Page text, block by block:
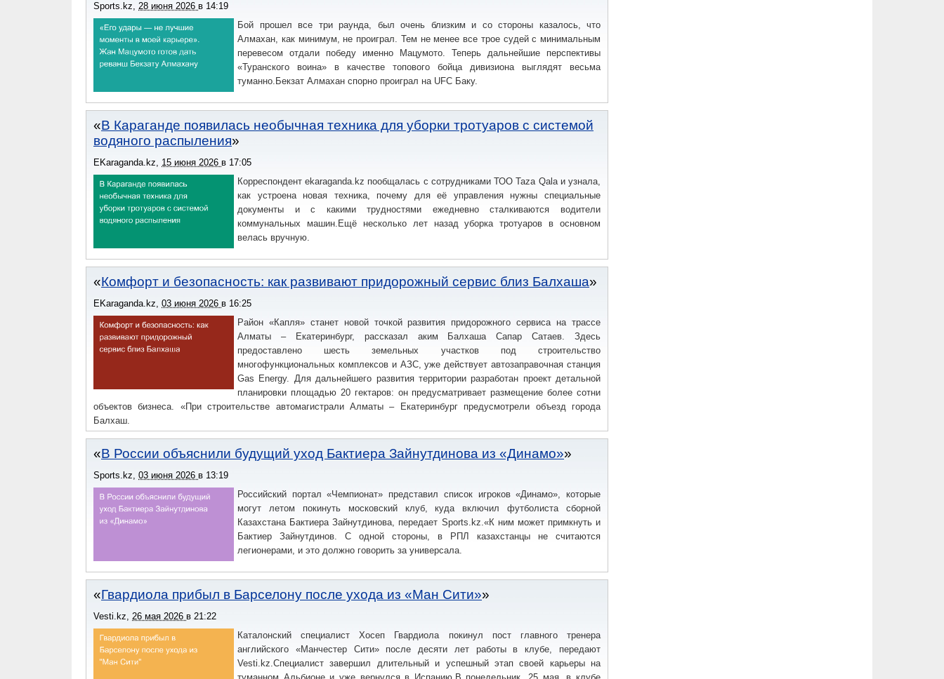
Sports.kz, 28 июня 2026 в 14:19
Бой прошел все три раунда, был очень близким и со стороны казалось, что
Алмахан, как минимум, не проиграл. Тем не менее все трое судей с минимальным
перевесом отдали победу именно Мацумото. Теперь дальнейшие перспективы
«Туранского воина» в качестве топового бойца дивизиона выглядят весьма
туманно.Бекзат Алмахан спорно проиграл на UFC Баку.
В Караганде появилась необычная техника для уборки тротуаров с системой
водяного распыления
EKaraganda.kz, 15 июня 2026 в 17:05
Корреспондент ekaraganda.kz пообщалась с сотрудниками ТОО Taza Qala и узнала,
как устроена новая техника, почему для её управления нужны специальные
документы и с какими трудностями ежедневно сталкиваются водители
коммунальных машин.Ещё несколько лет назад уборка тротуаров в основном
велась вручную.
Комфорт и безопасность: как развивают придорожный сервис близ Балхаша
EKaraganda.kz, 03 июня 2026 в 16:25
Район «Капля» станет новой точкой развития придорожного сервиса на трассе
Алматы – Екатеринбург, рассказал аким Балхаша Сапар Сатаев. Здесь
предоставлено шесть земельных участков под строительство
многофункциональных комплексов и АЗС, уже действует автозаправочная станция
Gas Energy. Для дальнейшего развития территории разработан проект детальной
планировки площадью 20 гектаров: он предусматривает размещение более сотни
объектов бизнеса. «При строительстве автомагистрали Алматы – Екатеринбург предусмотрели объезд города
Балхаш.
В России объяснили будущий уход Бактиера Зайнутдинова из «Динамо»
Sports.kz, 03 июня 2026 в 13:19
Российский портал «Чемпионат» представил список игроков «Динамо», которые
могут летом покинуть московский клуб, куда включил футболиста сборной
Казахстана Бактиера Зайнутдинова, передает Sports.kz.«К ним может примкнуть и
Бактиер Зайнутдинов. С одной стороны, в РПЛ казахстанцы не считаются
легионерами, и это должно говорить за универсала.
Гвардиола прибыл в Барселону после ухода из «Ман Сити»
Vesti.kz, 26 мая 2026 в 21:22
Каталонский специалист Хосеп Гвардиола покинул пост главного тренера
английского «Манчестер Сити» после десяти лет работы в клубе, передают
Vesti.kz.Специалист завершил длительный и успешный этап своей карьеры на